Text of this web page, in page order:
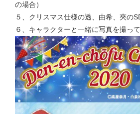
の場合）
５、クリスマス仕様の透、由希、夾の
６、キャラクターと一緒に写真を撮っ